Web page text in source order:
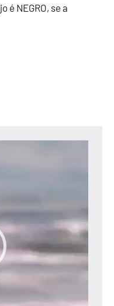
é NEGRO, se a